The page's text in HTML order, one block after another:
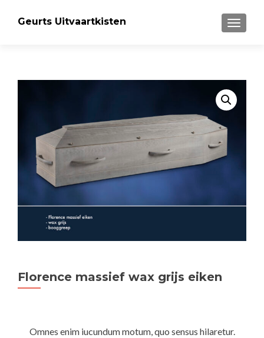
MENU
Geurts Uitvaartkisten
Florence massief wax grijs eiken
Omnes enim iucundum motum, quo sensus hilaretur.